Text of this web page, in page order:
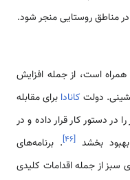
مناطق روستایی منجر شود.
است، از جمله افزایش
دولت کانادا برای مقابله
دستور کار قرار داده و در
بخشد[۴۶]. برنامه‌های
از جمله اقدامات کلیدی